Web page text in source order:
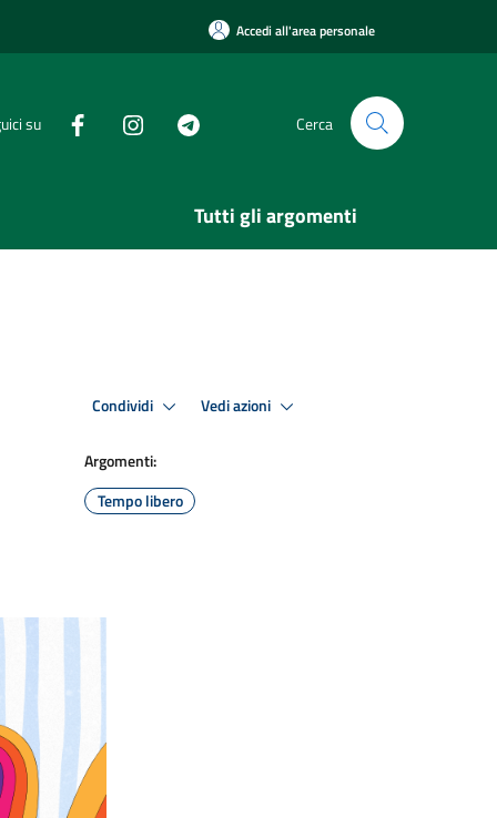
Accedi all'area personale
su Cerca
Tutti gli argomenti
Condividi Vedi azioni
Argomenti:
Tempo libero